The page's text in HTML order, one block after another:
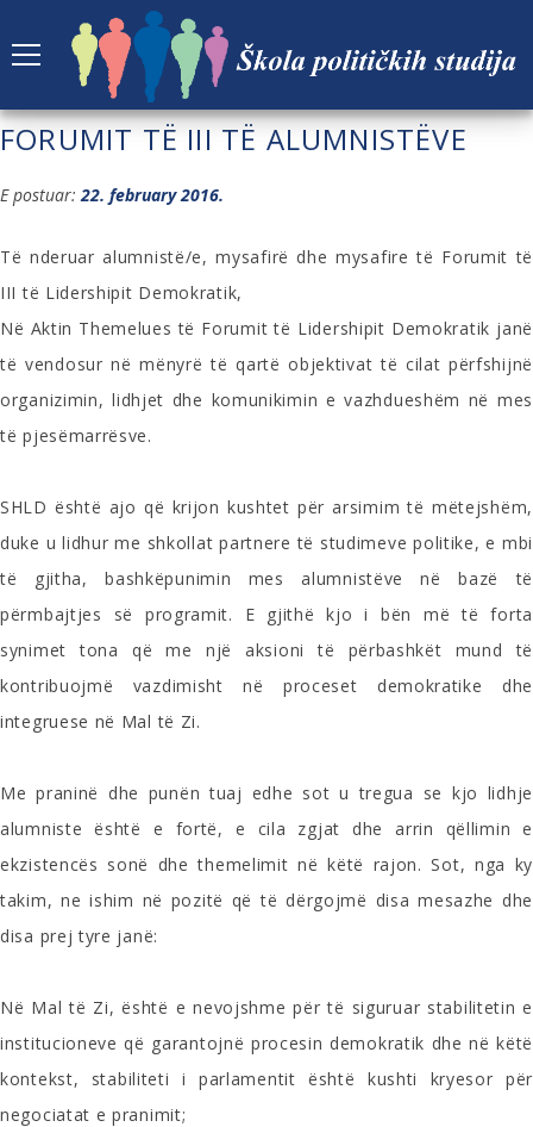
MESAZHET DHE UDHËZIMET E
FORUMIT TË III TË ALUMNISTËVE
E postuar: 22. february 2016.
Të nderuar alumnistë/e, mysafirë dhe mysafire të Forumit të
III të Lidershipit Demokratik,
Në Aktin Themelues të Forumit të Lidershipit Demokratik janë
të vendosur në mënyrë të qartë objektivat të cilat përfshijnë
organizimin, lidhjet dhe komunikimin e vazhdueshëm në mes
të pjesëmarrësve.
SHLD është ajo që krijon kushtet për arsimim të mëtejshëm,
duke u lidhur me shkollat partnere të studimeve politike, e mbi
të gjitha, bashkëpunimin mes alumnistëve në bazë të
përmbajtjes së programit. E gjithë kjo i bën më të forta
synimet tona që me një aksioni të përbashkët mund të
kontribuojmë vazdimisht në proceset demokratike dhe
integruese në Mal të Zi.
Me praninë dhe punën tuaj edhe sot u tregua se kjo lidhje
alumniste është e fortë, e cila zgjat dhe arrin qëllimin e
ekzistencës sonë dhe themelimit në këtë rajon. Sot, nga ky
takim, ne ishim në pozitë që të dërgojmë disa mesazhe dhe
disa prej tyre janë:
Në Mal të Zi, është e nevojshme për të siguruar stabilitetin e
institucioneve që garantojnë procesin demokratik dhe në këtë
kontekst, stabiliteti i parlamentit është kushti kryesor për
negociatat e pranimit;